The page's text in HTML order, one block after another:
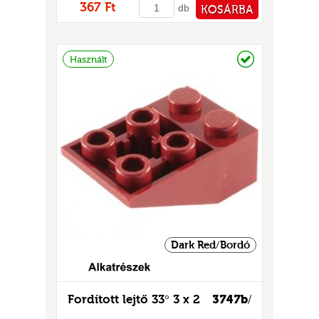
367 Ft db KOSÁRBA
Használt
Dark Red/Bordó
3747b/
Fordított lejtő 33° 3 x 2